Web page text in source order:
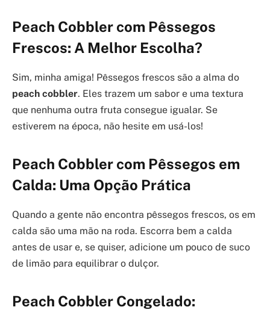
Peach Cobbler com Pêssegos
Frescos: A Melhor Escolha?
Sim, minha amiga! Pêssegos frescos são a alma do
peach cobbler. Eles trazem um sabor e uma textura
que nenhuma outra fruta consegue igualar. Se
estiverem na época, não hesite em usá-los!
Peach Cobbler com Pêssegos em
Calda: Uma Opção Prática
Quando a gente não encontra pêssegos frescos, os em
calda são uma mão na roda. Escorra bem a calda
antes de usar e, se quiser, adicione um pouco de suco
de limão para equilibrar o dulçor.
Peach Cobbler Congelado: